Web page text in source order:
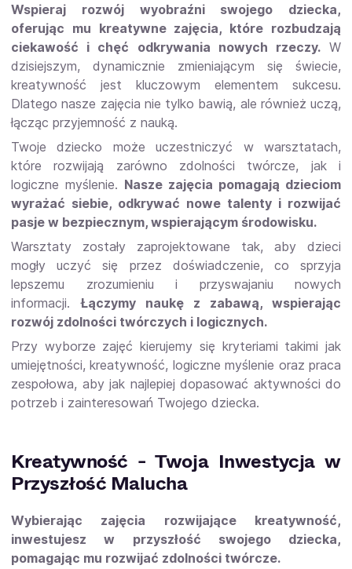
Wspieraj rozwój wyobraźni swojego dziecka,
oferując mu kreatywne zajęcia, które rozbudzają
ciekawość i chęć odkrywania nowych rzeczy.W
dzisiejszym, dynamicznie zmieniającym się świecie,
kreatywność jest kluczowym elementem sukcesu.
Dlatego nasze zajęcia nie tylko bawią, ale również uczą,
łącząc przyjemność z nauką.
Twoje dziecko może uczestniczyć w warsztatach,
które rozwijają zarówno zdolności twórcze, jak i
logiczne myślenie. Nasze zajęcia pomagają dzieciom
wyrażać siebie, odkrywać nowe talenty i rozwijać
pasje w bezpiecznym, wspierającym środowisku.
Warsztaty zostały zaprojektowane tak, aby dzieci
mogły uczyć się przez doświadczenie, co sprzyja
lepszemu zrozumieniu i przyswajaniu nowych
informacji. Łączymy naukę z zabawą, wspierając
rozwój zdolności twórczych i logicznych.
Przy wyborze zajęć kierujemy się kryteriami takimi jak
umiejętności, kreatywność, logiczne myślenie oraz praca
zespołowa, aby jak najlepiej dopasować aktywności do
potrzeb i zainteresowań Twojego dziecka.
Kreatywność - Twoja Inwestycja w
Przyszłość Malucha
Wybierając zajęcia rozwijające kreatywność,
inwestujesz w przyszłość swojego dziecka,
pomagając mu rozwijać zdolności twórcze.